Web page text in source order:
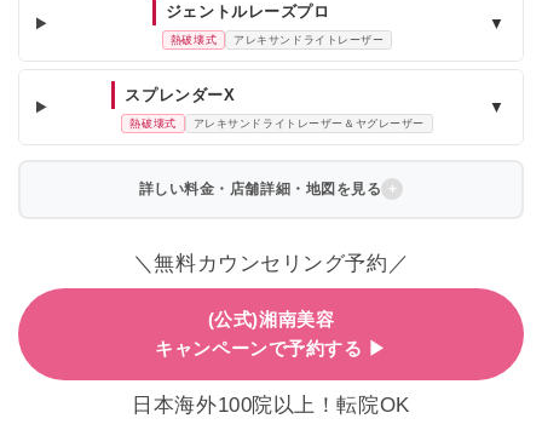
ジェントルレーズプロ
熱破壊式 アレキサンドライトレーザー
▼
スプレンダーX
熱破壊式 アレキサンドライトレーザー＆ヤグレーザー
▼
詳しい料金・店舗詳細・地図を見る
＼無料カウンセリング予約／
(公式)湘南美容
キャンペーンで予約する ▶
日本海外100院以上！転院OK